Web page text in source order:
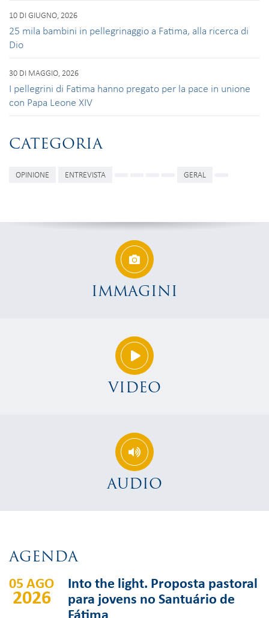
10 DI GIUGNO, 2026
25 mila bambini in pellegrinaggio a Fatima, alla ricerca di
Dio
30 DI MAGGIO, 2026
I pellegrini di Fatima hanno pregato per la pace in unione
con Papa Leone XIV
CATEGORIA
OPINIONE ENTREVISTA GERAL
IMMAGINI
VIDEO
AUDIO
AGENDA
05 AGO
2026
Into the light. Proposta pastoral
para jovens no Santuário de
Fátima